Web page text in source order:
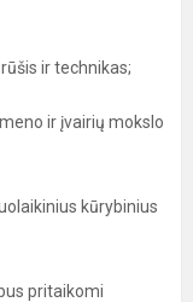
ir technikas;
ir įvairių mokslo
kūrybinius
pritaikomi